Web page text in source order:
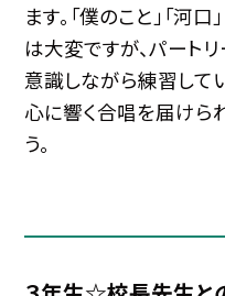
ます。「僕のこと」「河
は大変ですが、パート
意識しながら練習して
心に響く合唱を届けら
う。